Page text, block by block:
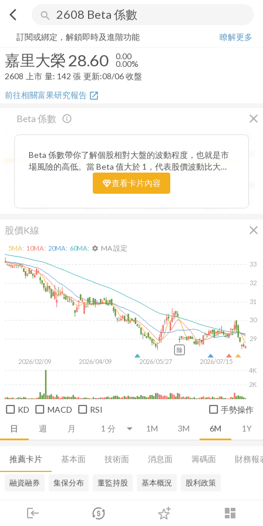
arrow_back_ios search
login dashboard
市場 登入
嘉里大榮 28.600.00%
訂閱或綁定，解鎖即時及進階功能
瞭解更多
嘉里大榮28.60 0.00
0.00%
2608
上市 量: 142 張 更新:08/06 收盤
前往相關富果研究報告 open_in_new
Beta 係數 close
info_outline
2
Beta 係數帶你了解個股相對大盤的波動程度，也就是市
場風險的高低。當 Beta 值大於 1，代表股價波動比大盤
更劇烈，屬於高風險高報酬型；若 Beta 值小於 1，則表
示波動相對穩定，抗跌性較強。透過觀察 Beta 值的變化
查看卡片內容
股價K線 close
日 週 月 1M 3M 6M 1Y
2026/02/09 2026/04/09 2026/05/27 2026/07/15
29
30
31
32
33
2K
4K
5MA: 10MA: 20MA: 60MA: settings MA 設定
除
KD MACD RSI 手勢操作
推薦卡片 基本面 技術面 消息面 籌碼面 財務報
融資融券 集保分布 董監持股 基本概況 股利政策